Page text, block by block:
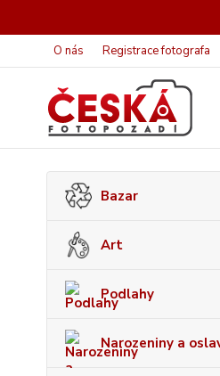
O nás Registrace fotografa
Bazar
Art
Podlahy
Narozeniny a